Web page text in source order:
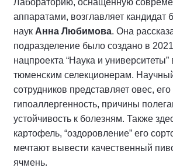
Лабораторию, оснащенную
аппаратами, возглавляет кандидат
наук Анна Любимова. Она
подразделение было создано в
нацпроекта “Наука и
тюменским селекционерам.
сотрудников представляет овес, его
гипоаллергенность, причины
устойчивость к болезням. Также
картофель, “оздоровление” его
мечтают вывести качественный
ячмень.